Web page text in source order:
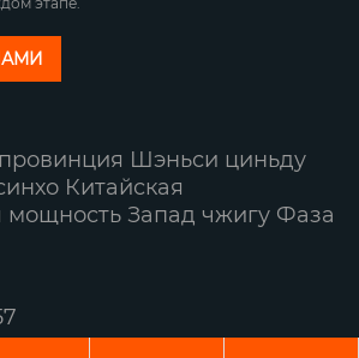
Шэньси циньду
Китайская
мощность Запад чжигу Фаза